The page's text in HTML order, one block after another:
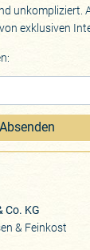
unkompliziert.
exklusiven
Absenden
Co. KG
& Feinkost